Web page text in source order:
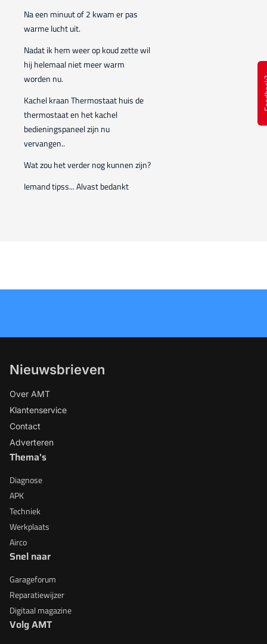
Na een minuut of 2 kwam er pas
warme lucht uit.
Nadat ik hem weer op koud zette wil
hij helemaal niet meer warm
worden nu.
Kachel kraan Thermostaat huis de
thermostaat en het kachel
bedieningspaneel zijn nu
vervangen..
Wat zou het verder nog kunnen zijn?
Iemand tipss... Alvast bedankt
Nieuwsbrieven
Over AMT
Klantenservice
Contact
Adverteren
Thema's
Diagnose
APK
Techniek
Werkplaats
Airco
Snel naar
Garageforum
Reparatiewijzer
Digitaal magazine
Volg AMT